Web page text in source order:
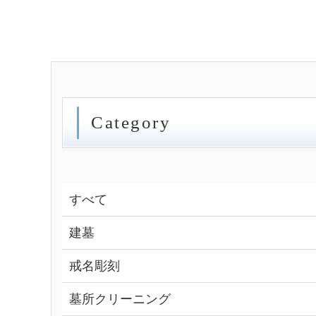
Category
すべて
建墓
戒名彫刻
墓所クリーニング